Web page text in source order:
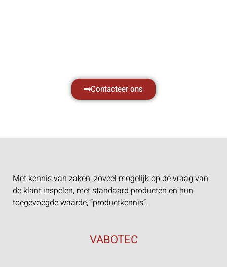
Contacteer ons
Met kennis van zaken, zoveel mogelijk op de vraag van
de klant inspelen, met standaard producten en hun
toegevoegde waarde, “productkennis”.
VABOTEC